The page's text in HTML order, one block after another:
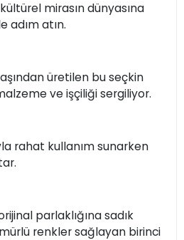
mirasın dünyasına
adım atın.
üretilen bu seçkin
ve işçiliği sergiliyor.
rahat kullanım sunarken
parlaklığına sadık
renkler sağlayan birinci